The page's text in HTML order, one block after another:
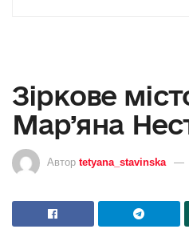
Зіркове
Мар’яна
Автор tetyana_stavinska